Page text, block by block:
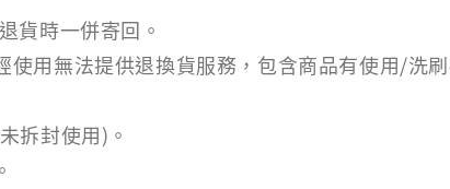
貨時一併寄回。
使用無法提供退換貨服務，包含商品有使用/洗
拆封使用)。